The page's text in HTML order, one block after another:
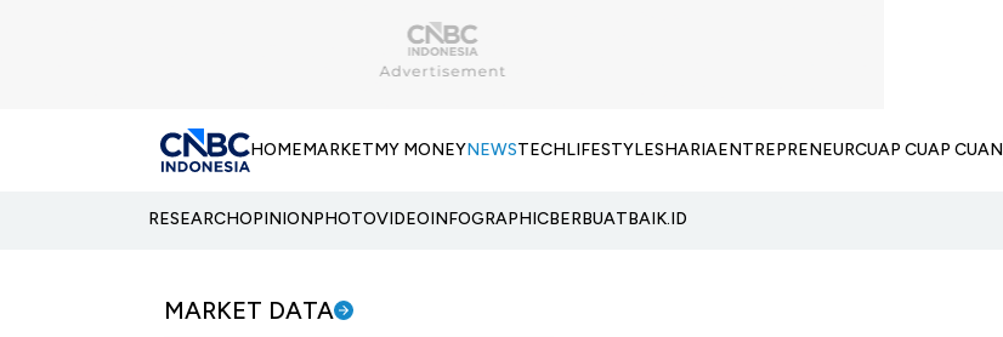
HOMEMARKETMY MONEYNEWSTECHLIFESTYLESHARIAENTREPRENEURCUAP CUAP CUAN
RESEARCHOPINIONPHOTOVIDEOINFOGRAPHICBERBUATBAIK.ID
MARKET DATA